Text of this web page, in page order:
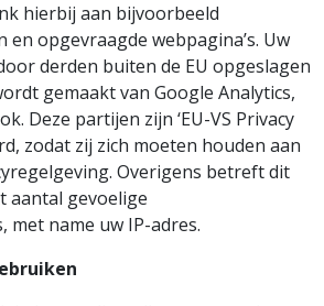
hierbij aan bijvoorbeeld
en opgevraagde webpagina’s. Uw
derden buiten de EU opgeslagen
gemaakt van Google Analytics,
Deze partijen zijn ‘EU-VS Privacy
zodat zij zich moeten houden aan
Overigens betreft dit
aantal gevoelige
met name uw IP-adres.